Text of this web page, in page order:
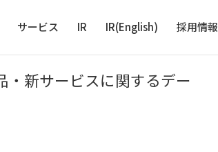
サービス IR IR(English) 採用情報
・新サービスに関するデー